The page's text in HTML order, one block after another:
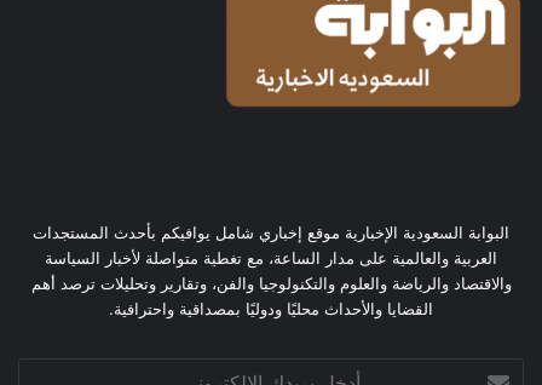
البوابة السعودية الإخبارية موقع إخباري شامل يوافيكم بأحدث المستجدات
العربية والعالمية على مدار الساعة، مع تغطية متواصلة لأخبار السياسة
والاقتصاد والرياضة والعلوم والتكنولوجيا والفن، وتقارير وتحليلات ترصد أهم
القضايا والأحداث محليًا ودوليًا بمصداقية واحترافية.